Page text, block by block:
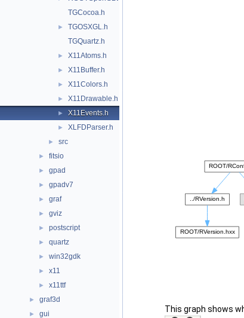
TGCocoa.h
►
TGOSXGL.h
TGQuartz.h
► X11Atoms.h
► X11Buffer.h
► X11Colors.h
► X11Drawable.h
► X11Events.h
► XLFDParser.h
► src
► fitsio
► gpad
► gpadv7
► graf
► gviz
► postscript
► quartz
► win32gdk
► x11
► x11ttf
► graf3d
► gui This graph shows